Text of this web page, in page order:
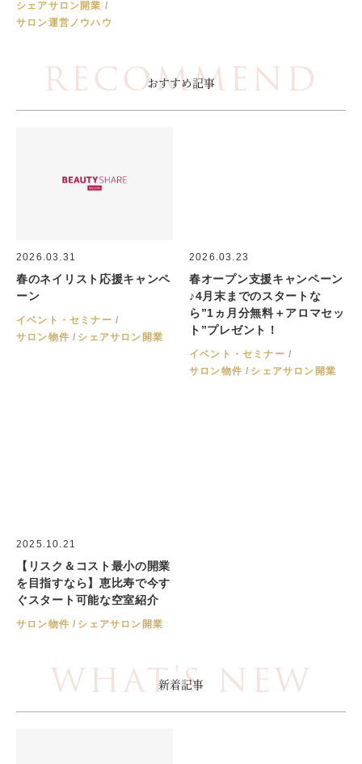
シェアサロン開業
サロン運営ノウハウ
RECOMMEND
おすすめ記事
2026.03.31
春のネイリスト応援キャンペ
ーン
イベント・セミナー
サロン物件
シェアサロン開業
2026.03.23
春オープン支援キャンペーン
♪4月末までのスタートな
ら”1ヵ月分無料＋アロマセッ
ト”プレゼント！
イベント・セミナー
サロン物件
シェアサロン開業
2025.10.21
【リスク＆コスト最小の開業
を目指すなら】恵比寿で今す
ぐスタート可能な空室紹介
サロン物件 シェアサロン開業
WHAT'S NEW
新着記事